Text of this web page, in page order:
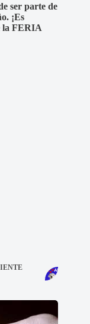
ser parte de
¡Es
la FERIA